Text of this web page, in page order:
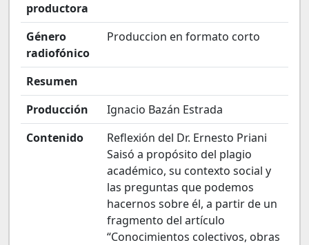
productora
Género
radiofónico
Produccion en formato corto
Resumen
Producción
Ignacio Bazán Estrada
Contenido
Reflexión del Dr. Ernesto Priani
Saisó a propósito del plagio
académico, su contexto social y
las preguntas que podemos
hacernos sobre él, a partir de un
fragmento del artículo
“Conocimientos colectivos, obras